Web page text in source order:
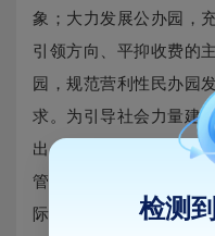
象；大力发展公办园，
引领方向、平抑收费的
园，规范营利性民办园
求。为引导社会力量建
出，各市、县（区）要
管理要求，结合当地经
际，制定合理的普惠性
检测